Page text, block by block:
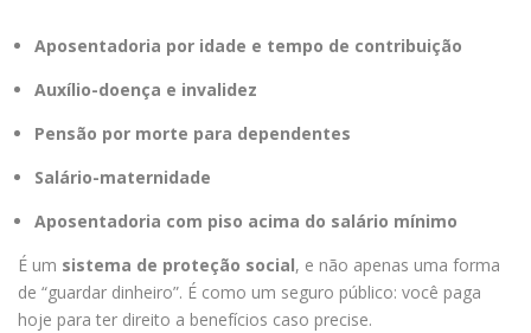
Aposentadoria por idade e tempo de contribuição
Auxílio-doença e invalidez
Pensão por morte para dependentes
Salário-maternidade
Aposentadoria com piso acima do salário mínimo
É um sistema de proteção social, e não apenas uma forma
de “guardar dinheiro”. É como um seguro público: você paga
hoje para ter direito a benefícios caso precise.